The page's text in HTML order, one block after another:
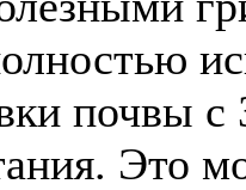
почвы
Это